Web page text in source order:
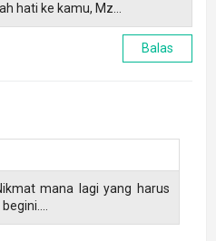
hati ke kamu, Mz...
Balas
mana lagi yang harus